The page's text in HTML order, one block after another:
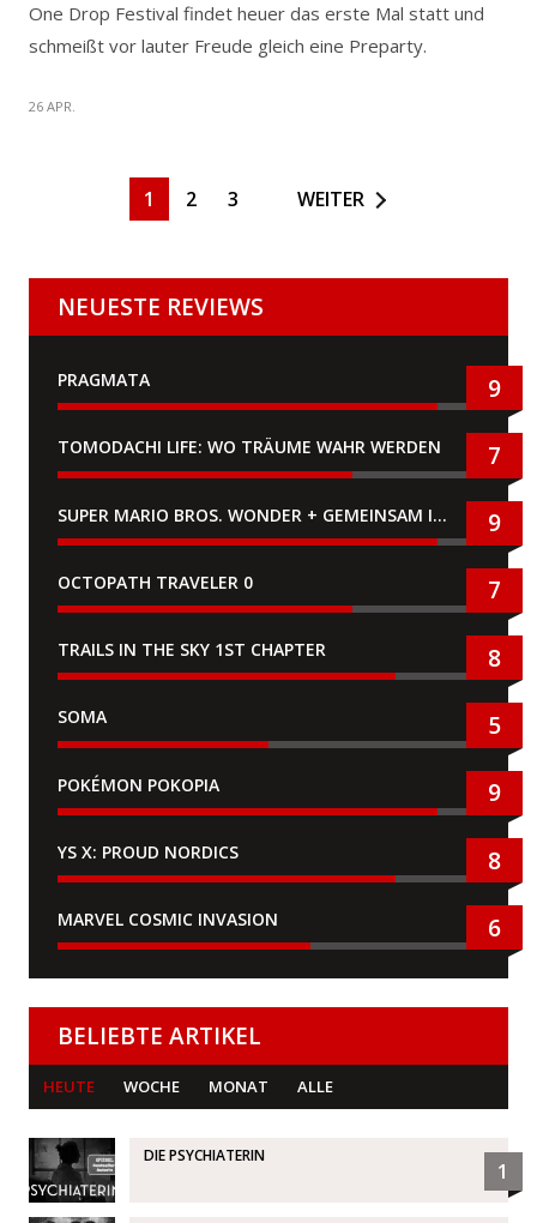
One Drop Festival findet heuer das erste Mal statt und
schmeißt vor lauter Freude gleich eine Preparty.
26 APR.
1 2 3 WEITER
NEUESTE REVIEWS
PRAGMATA 9
TOMODACHI LIFE: WO TRÄUME WAHR WERDEN 7
SUPER MARIO BROS. WONDER + GEMEINSAM IM BELLABEL-PARK 9
OCTOPATH TRAVELER 0 7
TRAILS IN THE SKY 1ST CHAPTER 8
SOMA 5
POKÉMON POKOPIA 9
YS X: PROUD NORDICS 8
MARVEL COSMIC INVASION 6
BELIEBTE ARTIKEL
HEUTE WOCHE MONAT ALLE
DIE PSYCHIATERIN
1